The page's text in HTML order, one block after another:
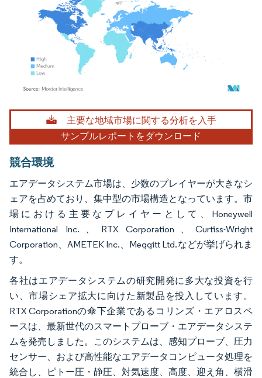
画像 © Mordor Intelligence。再利用にはCC BY 4.0の表示が必要です。
主要な地域市場に関する分析を入手
サンプルレポートをダウンロード
競合環境
エアデータシステム市場は、少数のプレイヤーが大きなシ
ェアを占めており、集中型の市場構造となっています。市
場における主要なプレイヤーとして、Honeywell
International Inc.、RTX Corporation、Curtiss-Wright
Corporation、AMETEK Inc.、Meggitt Ltd.などが挙げられま
す。
各社はエアデータシステムの研究開発に多大な投資を行
い、市場シェア拡大に向けた新製品を投入しています。
RTX Corporationの傘下企業であるコリンズ・エアロスペ
ースは、最新世代のスマートプローブ・エアデータシステ
ムを発売しました。このシステムは、感知プローブ、圧力
センサー、および高性能なエアデータコンピュータ処理を
統合し、ピトー圧・静圧、対気速度、高度、迎え角、横滑